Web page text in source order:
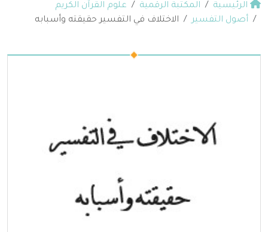
الرئيسية المكتبة الرقمية
علوم القرآن الكريم
أصول التفسير
الاختلاف في التفسير حقيقته وأسبابه